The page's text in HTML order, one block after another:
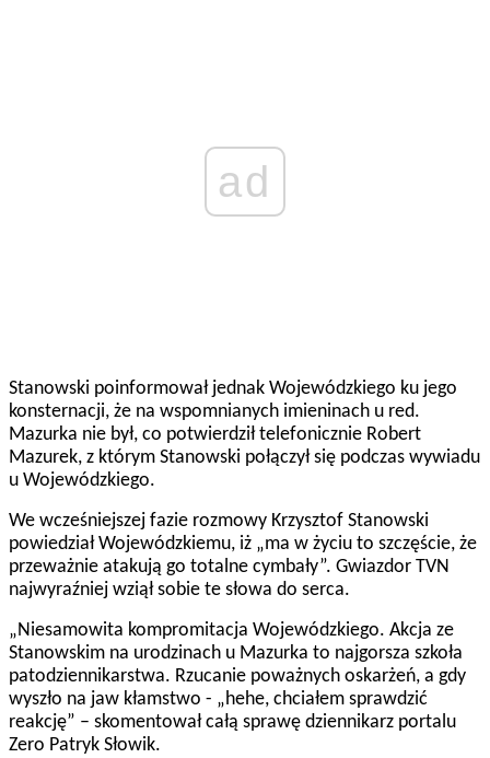
ad
Stanowski poinformował jednak Wojewódzkiego ku jego
konsternacji, że na wspomnianych imieninach u red.
Mazurka nie był, co potwierdził telefonicznie Robert
Mazurek, z którym Stanowski połączył się podczas wywiadu
u Wojewódzkiego.
We wcześniejszej fazie rozmowy Krzysztof Stanowski
powiedział Wojewódzkiemu, iż „ma w życiu to szczęście, że
przeważnie atakują go totalne cymbały”. Gwiazdor TVN
najwyraźniej wziął sobie te słowa do serca.
„Niesamowita kompromitacja Wojewódzkiego. Akcja ze
Stanowskim na urodzinach u Mazurka to najgorsza szkoła
patodziennikarstwa. Rzucanie poważnych oskarżeń, a gdy
wyszło na jaw kłamstwo - „hehe, chciałem sprawdzić
reakcję” – skomentował całą sprawę dziennikarz portalu
Zero Patryk Słowik.